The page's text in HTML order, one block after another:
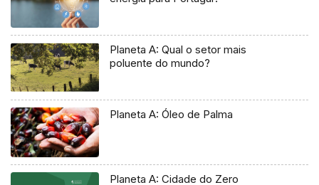
Planeta A: Qual o setor mais
poluente do mundo?
Planeta A: Óleo de Palma
Planeta A: Cidade do Zero